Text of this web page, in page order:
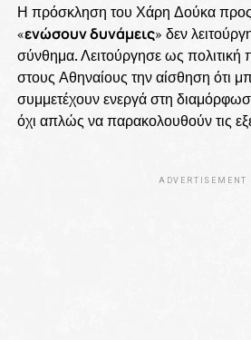
Η πρόσκληση του Χάρη Δούκα προς
«ενώσουν δυνάμεις» δεν
σύνθημα. Λειτούργησε ως
στους Αθηναίους την αίσθηση ότι
συμμετέχουν ενεργά στη
όχι απλώς να παρακολουθούν τις
ADVERTISEMENT